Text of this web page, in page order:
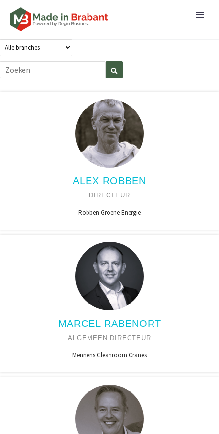
ALEX ROBBEN
DIRECTEUR
Robben Groene Energie
MARCEL RABENORT
ALGEMEEN DIRECTEUR
Mennens Cleanroom Cranes